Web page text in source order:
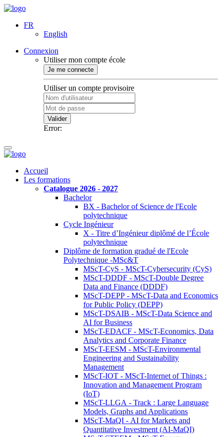
FR
English
Connexion
Utiliser mon compte école
Je me connecte
Utiliser un compte provisoire
Valider
Error:
Accueil
Les formations
Catalogue 2026 - 2027
Bachelor
BX - Bachelor of Science de l'Ecole
polytechnique
Cycle Ingénieur
X - Titre d’Ingénieur diplômé de l’École
polytechnique
Diplôme de formation gradué de l'Ecole
Polytechnique -MSc&T
MScT-CyS - MScT-Cybersecurity (CyS)
MScT-DDDF - MScT-Double Degree
Data and Finance (DDDF)
MScT-DEPP - MScT-Data and Economics
for Public Policy (DEPP)
MScT-DSAIB - MScT-Data Science and
AI for Business
MScT-EDACF - MScT-Economics, Data
Analytics and Corporate Finance
MScT-EESM - MScT-Environmental
Engineering and Sustainability
Management
MScT-IOT - MScT-Internet of Things :
Innovation and Management Program
(IoT)
MScT-LLGA - Track : Large Language
Models, Graphs and Applications
MScT-MaQI - AI for Markets and
Quantitative Investment (AI-MaQI)